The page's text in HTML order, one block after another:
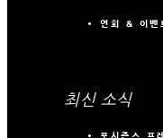
연회 & 이벤
최신 소식